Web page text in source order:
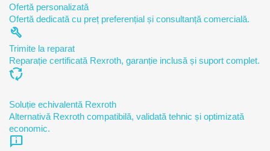
Ofertă personalizată
Ofertă dedicată cu preț preferențial și consultanță comercială.
build
Trimite la reparat
Reparație certificată Rexroth, garanție inclusă și suport complet.
cycle
Soluție echivalentă Rexroth
Alternativă Rexroth compatibilă, validată tehnic și optimizată
economic.
chat_info